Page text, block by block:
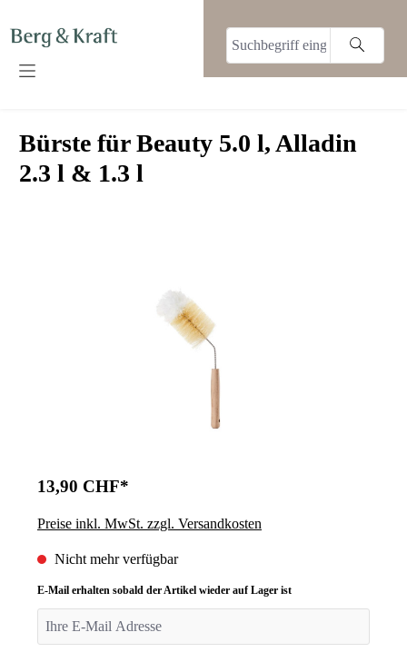
Bürste für Beauty 5.0 l, Alladin
2.3 l & 1.3 l
13,90 CHF*
Preise inkl. MwSt. zzgl. Versandkosten
Nicht mehr verfügbar
E-Mail erhalten sobald der Artikel wieder auf Lager ist